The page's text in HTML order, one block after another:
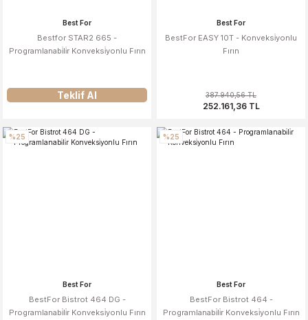
Best For
Bestfor STAR2 665 -
Programlanabi̇li̇r Konveksi̇yonlu Fırın
Teklif Al
Best For
BestFor EASY 10T - Konveksi̇yonlu
Fırın
387.940,56 TL
252.161,36 TL
%25
Best For
BestFor Bistrot 464 DG -
Programlanabi̇li̇r Konveksi̇yonlu Fırın
%25
Best For
BestFor Bistrot 464 -
Programlanabi̇li̇r Konveksi̇yonlu Fırın